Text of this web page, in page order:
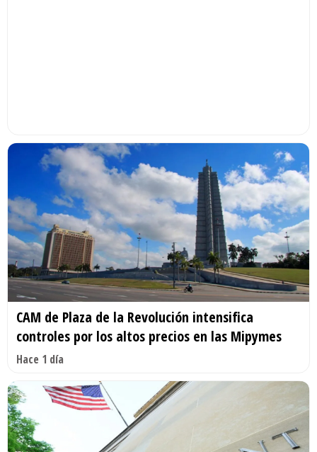
CAM de Plaza de la Revolución intensifica
controles por los altos precios en las Mipymes
Hace 1 día